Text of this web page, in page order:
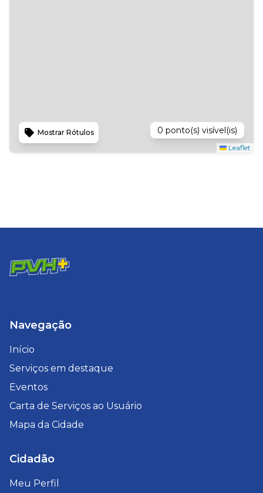
Leaflet
Mostrar Rótulos 0 ponto(s) visível(is)
Navegação
Início
Serviços em destaque
Eventos
Carta de Serviços ao Usuário
Mapa da Cidade
Cidadão
Meu Perfil